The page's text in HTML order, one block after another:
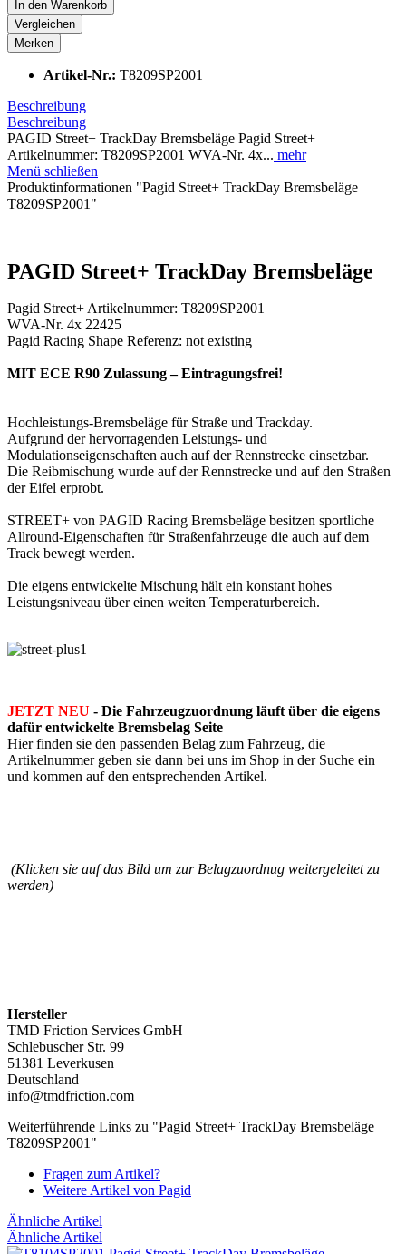
In den Warenkorb
Vergleichen
Merken
Artikel-Nr.: T8209SP2001
Beschreibung
Beschreibung
PAGID Street+ TrackDay Bremsbeläge Pagid Street+
Artikelnummer: T8209SP2001 WVA-Nr. 4x... mehr
Menü schließen
Produktinformationen "Pagid Street+ TrackDay Bremsbeläge
T8209SP2001"
PAGID Street+ TrackDay Bremsbeläge
Pagid Street+ Artikelnummer: T8209SP2001
WVA-Nr. 4x 22425
Pagid Racing Shape Referenz: not existing
MIT ECE R90 Zulassung – Eintragungsfrei!
Hochleistungs-Bremsbeläge für Straße und Trackday.
Aufgrund der hervorragenden Leistungs- und
Modulationseigenschaften auch auf der Rennstrecke einsetzbar.
Die Reibmischung wurde auf der Rennstrecke und auf den Straßen
der Eifel erprobt.
STREET+ von PAGID Racing Bremsbeläge besitzen sportliche
Allround-Eigenschaften für Straßenfahrzeuge die auch auf dem
Track bewegt werden.
Die eigens entwickelte Mischung hält ein konstant hohes
Leistungsniveau über einen weiten Temperaturbereich.
JETZT NEU - Die Fahrzeugzuordnung läuft über die eigens
dafür entwickelte Bremsbelag Seite
Hier finden sie den passenden Belag zum Fahrzeug, die
Artikelnummer geben sie dann bei uns im Shop in der Suche ein
und kommen auf den entsprechenden Artikel.
(Klicken sie auf das Bild um zur Belagzuordnug weitergeleitet zu
werden)
Hersteller
TMD Friction Services GmbH
Schlebuscher Str. 99
51381 Leverkusen
Deutschland
info@tmdfriction.com
Weiterführende Links zu "Pagid Street+ TrackDay Bremsbeläge
T8209SP2001"
Fragen zum Artikel?
Weitere Artikel von Pagid
Ähnliche Artikel
Ähnliche Artikel